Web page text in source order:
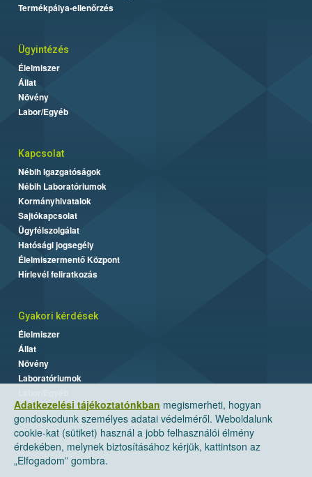
Adatkezelési tájékoztatónkban megismerheti, hogyan
gondoskodunk személyes adatai védelméről. Weboldalunk
cookie-kat (sütiket) használ a jobb felhasználói élmény
érdekében, melynek biztosításához kérjük, kattintson az
„Elfogadom” gombra.
Termékpálya-ellenőrzés
Ügyintézés
Élelmiszer
Állat
Növény
Labor/Egyéb
Kapcsolat
Nébih Igazgatóságok
Nébih Laboratóriumok
Kormányhivatalok
Sajtókapcsolat
Ügyfélszolgálat
Hatósági jogsegély
Élelmiszermentő Központ
Hírlevél feliratkozás
Gyakori kérdések
Élelmiszer
Állat
Növény
Laboratóriumok